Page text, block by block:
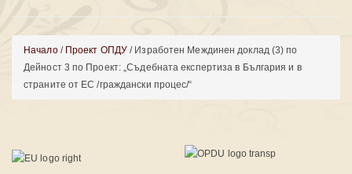
Начало/ Проект ОПДУ / Изработен Междинен доклад (3) по
Дейност 3 по Проект: „Съдебната експертиза в България и в
страните от ЕС /граждански процес/“